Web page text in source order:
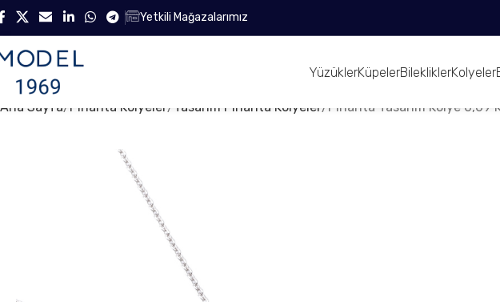
Yetkili Mağazalarımız
YüzüklerKüpelerBilekliklerKolyeler
Ana Sayfa Pırlanta Kolyeler Tasarım Pırlanta Kolyeler Pırlanta Tasarım Kolye 0,69